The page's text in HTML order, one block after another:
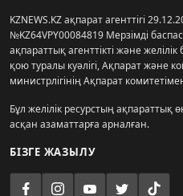
KZNEWS.KZ ақпарат агенттігі
№KZ64VPY00084819 Мерзімді
ақпараттық агенттікті және
қою туралы куәлігі, Ақпарат және
министрлігінің Ақпарат
Бұл желілік ресурстың ақпараттық
асқан азаматтарға арналған.
БІЗГЕ ЖАЗЫЛУ